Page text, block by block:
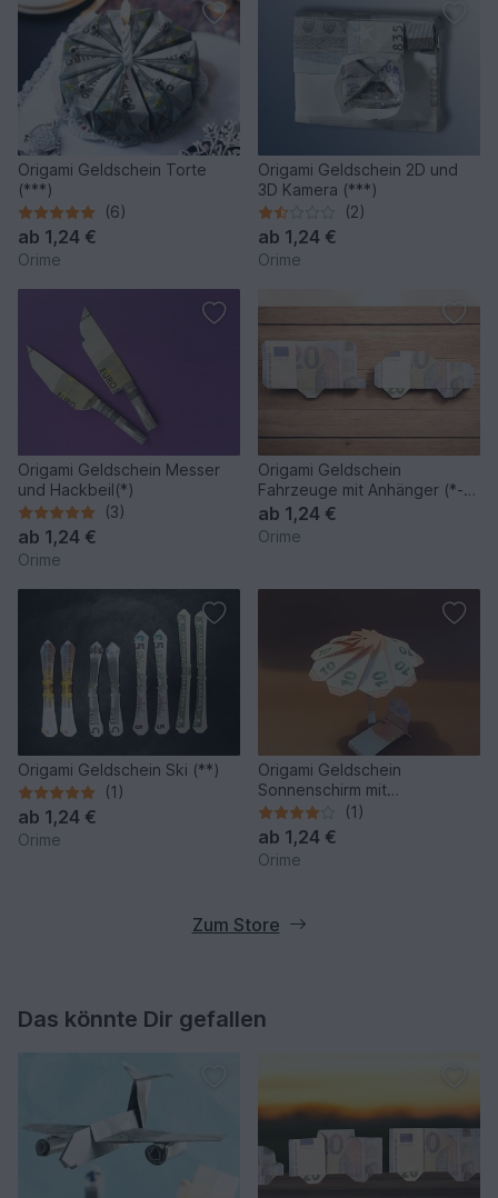
Origami Geldschein Torte
(***)
(6)
ab 1,24 €
Orime
Origami Geldschein 2D und
3D Kamera (***)
(2)
ab 1,24 €
Orime
Origami Geldschein Messer
und Hackbeil(*)
(3)
ab 1,24 €
Orime
Origami Geldschein
Fahrzeuge mit Anhänger (*-
**)
ab 1,24 €
Orime
Origami Geldschein Ski (**)
(1)
ab 1,24 €
Orime
Origami Geldschein
Sonnenschirm mit
Sonnenliege (*)
(1)
ab 1,24 €
Orime
Zum Store
Das könnte Dir gefallen